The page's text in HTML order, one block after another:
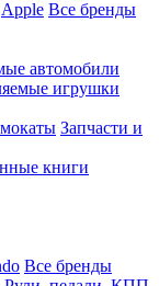
Apple Все бренды
автомобили
игрушки
Запчасти и
книги
Все бренды